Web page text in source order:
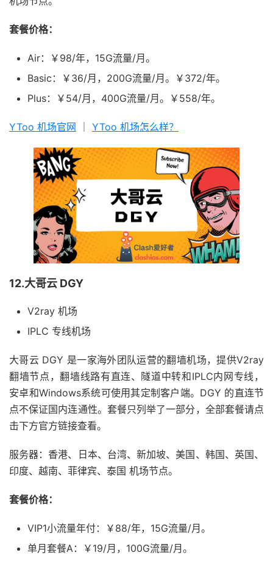
套餐价格：
Air：￥98/年，15G流量/月。
Basic：￥36/月，200G流量/月。￥372/年。
Plus：￥54/月，400G流量/月。￥558/年。
YToo 机场官网 YToo 机场怎么样？
12.大哥云 DGY
V2ray 机场
IPLC 专线机场
大哥云 DGY 是一家海外团队运营的翻墙机场，提供V2ray
翻墙节点，翻墙线路有直连、隧道中转和IPLC内网专线，
安卓和Windows系统可使用其定制客户端。DGY 的直连节
点不保证国内连通性。套餐只列举了一部分，全部套餐请点
击下方官方链接查看。
服务器：香港、日本、台湾、新加坡、美国、韩国、英国、
印度、越南、菲律宾、泰国 机场节点。
套餐价格：
VIP1小流量年付：￥88/年，15G流量/月。
单月套餐A：￥19/月，100G流量/月。